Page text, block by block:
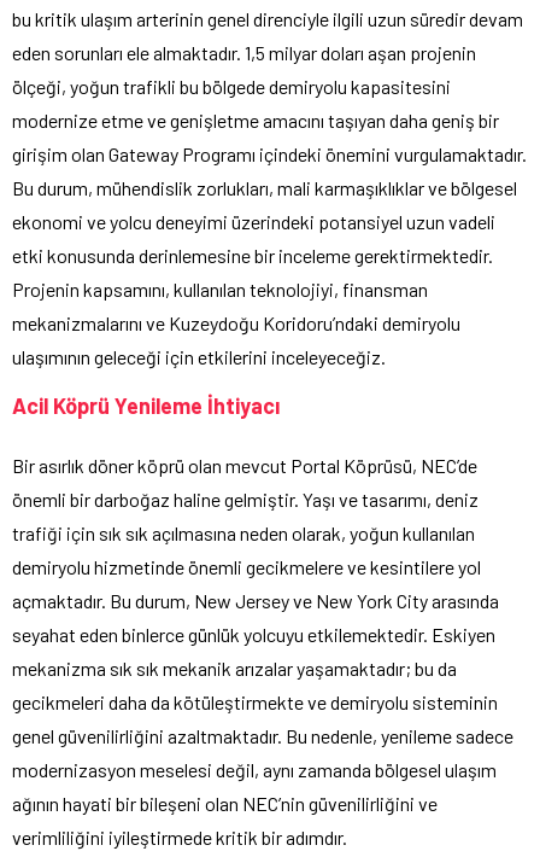
bu kritik ulaşım arterinin genel direnciyle ilgili uzun süredir devam
eden sorunları ele almaktadır. 1,5 milyar doları aşan projenin
ölçeği, yoğun trafikli bu bölgede demiryolu kapasitesini
modernize etme ve genişletme amacını taşıyan daha geniş bir
girişim olan Gateway Programı içindeki önemini vurgulamaktadır.
Bu durum, mühendislik zorlukları, mali karmaşıklıklar ve bölgesel
ekonomi ve yolcu deneyimi üzerindeki potansiyel uzun vadeli
etki konusunda derinlemesine bir inceleme gerektirmektedir.
Projenin kapsamını, kullanılan teknolojiyi, finansman
mekanizmalarını ve Kuzeydoğu Koridoru’ndaki demiryolu
ulaşımının geleceği için etkilerini inceleyeceğiz.
Acil Köprü Yenileme İhtiyacı
Bir asırlık döner köprü olan mevcut Portal Köprüsü, NEC’de
önemli bir darboğaz haline gelmiştir. Yaşı ve tasarımı, deniz
trafiği için sık sık açılmasına neden olarak, yoğun kullanılan
demiryolu hizmetinde önemli gecikmelere ve kesintilere yol
açmaktadır. Bu durum, New Jersey ve New York City arasında
seyahat eden binlerce günlük yolcuyu etkilemektedir. Eskiyen
mekanizma sık sık mekanik arızalar yaşamaktadır; bu da
gecikmeleri daha da kötüleştirmekte ve demiryolu sisteminin
genel güvenilirliğini azaltmaktadır. Bu nedenle, yenileme sadece
modernizasyon meselesi değil, aynı zamanda bölgesel ulaşım
ağının hayati bir bileşeni olan NEC’nin güvenilirliğini ve
verimliliğini iyileştirmede kritik bir adımdır.